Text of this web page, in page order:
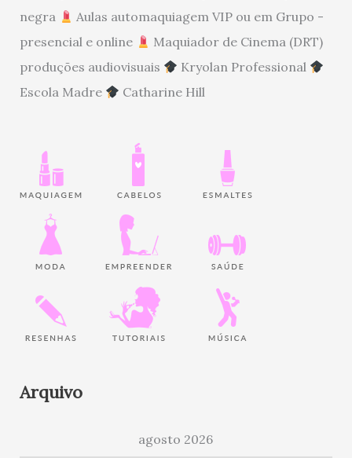
negra
Aulas automaquiagem VIP ou em Grupo -
presencial e online
Maquiador de Cinema (DRT)
produções audiovisuais
Kryolan Professional
Escola Madre
Catharine Hill
Arquivo
agosto 2026